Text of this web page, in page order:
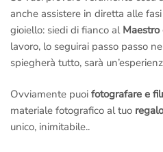
anche assistere in diretta alle
gioiello: siedi di fianco al Maestro
lavoro, lo seguirai passo passo
spiegherà tutto, sarà
Ovviamente puoi fotografare e
materiale fotografico al tuo regalo
unico, inimitabile..